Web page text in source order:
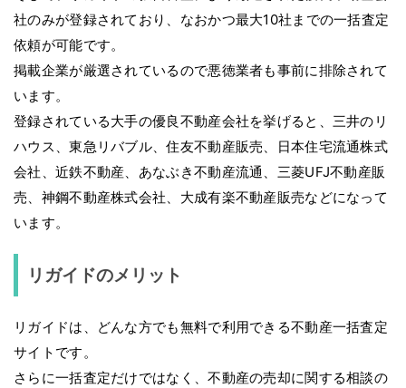
社のみが登録されており、なおかつ最大10社までの一括査定
依頼が可能です。
掲載企業が厳選されているので悪徳業者も事前に排除されて
います。
登録されている大手の優良不動産会社を挙げると、三井のリ
ハウス、東急リバブル、住友不動産販売、日本住宅流通株式
会社、近鉄不動産、あなぶき不動産流通、三菱UFJ不動産販
売、神鋼不動産株式会社、大成有楽不動産販売などになって
います。
リガイドのメリット
リガイドは、どんな方でも無料で利用できる不動産一括査定
サイトです。
さらに一括査定だけではなく、不動産の売却に関する相談の